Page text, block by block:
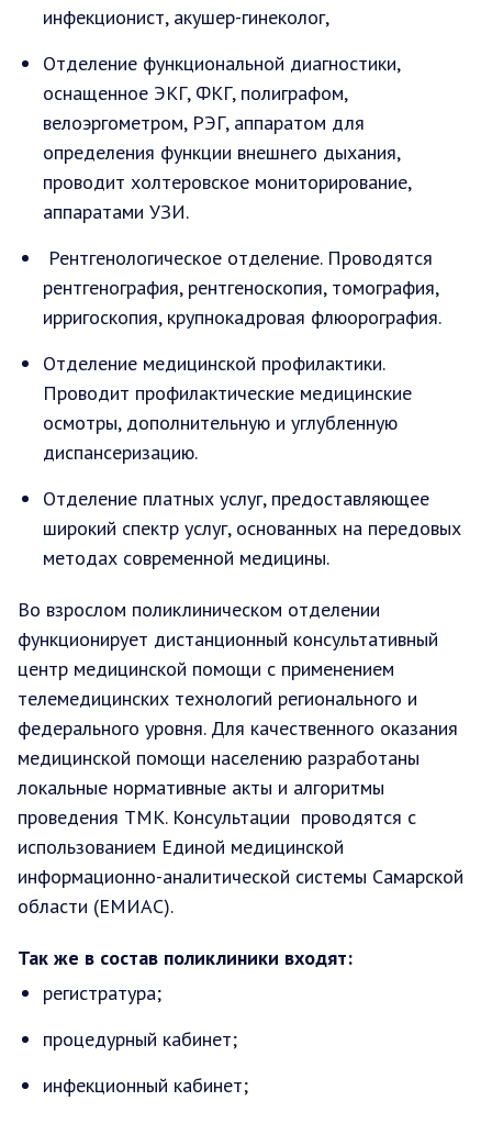
инфекционист, акушер-гинеколог,
Отделение функциональной диагностики,
оснащенное ЭКГ, ФКГ, полиграфом,
велоэргометром, РЭГ, аппаратом для
определения функции внешнего дыхания,
проводит холтеровское мониторирование,
аппаратами УЗИ.
Рентгенологическое отделение. Проводятся
рентгенография, рентгеноскопия, томография,
ирригоскопия, крупнокадровая флюорография.
Отделение медицинской профилактики.
Проводит профилактические медицинские
осмотры, дополнительную и углубленную
диспансеризацию.
Отделение платных услуг, предоставляющее
широкий спектр услуг, основанных на передовых
методах современной медицины.
Во взрослом поликлиническом отделении
функционирует дистанционный консультативный
центр медицинской помощи с применением
телемедицинских технологий регионального и
федерального уровня. Для качественного оказания
медицинской помощи населению разработаны
локальные нормативные акты и алгоритмы
проведения ТМК. Консультации проводятся с
использованием Единой медицинской
информационно-аналитической системы Самарской
области (ЕМИАС).
Так же в состав поликлиники входят:
регистратура;
процедурный кабинет;
инфекционный кабинет;